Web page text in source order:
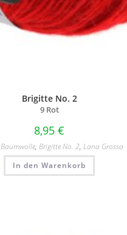
Brigitte No. 2
9 Rot
8,95 €
Baumwolle, Brigitte No. 2, Lana Grossa
In den Warenkorb